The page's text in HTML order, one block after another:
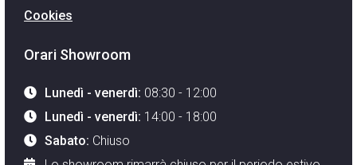
Cookies
Orari Showroom
Lunedì - venerdì: 08:30 - 12:00
Lunedì - venerdì: 14:00 - 18:00
Sabato: Chiuso